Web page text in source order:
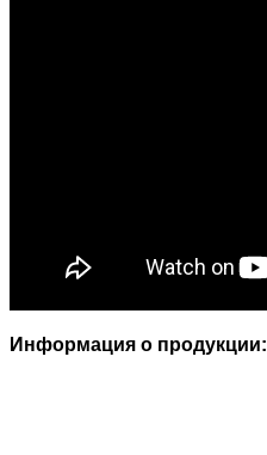
Информация о продукции: